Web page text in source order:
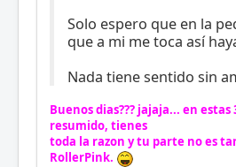
Solo espero que en la
que a mi me toca así
Nada tiene sentido sin
Buenos dias??? jajaja... en estas
resumido, tienes
toda la razon y tu parte no es
RollerPink.